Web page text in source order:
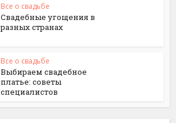
Все о свадьбе
Свадебные угощения в
разных странах
Все о свадьбе
Выбираем свадебное
платье: советы
специалистов